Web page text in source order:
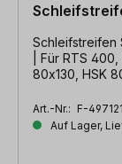
Schleifstreifen
| Für RTS
80x130, HSK
Art.-Nr.: F-497121
Auf Lager,